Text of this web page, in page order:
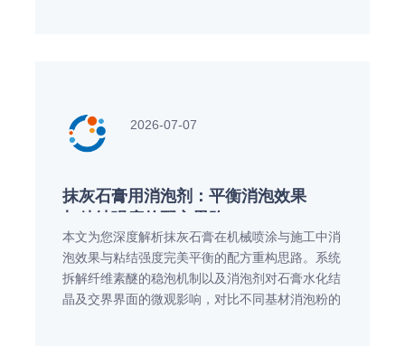
2026-07-07
抹灰石膏用消泡剂：平衡消泡效果
本文为您深度解析抹灰石膏在机械喷涂与施工中消
泡效果与粘结强度完美平衡的配方重构思路。系统
拆解纤维素醚的稳泡机制以及消泡剂对石膏水化结
晶及交界界面的微观影响，对比不同基材消泡粉的